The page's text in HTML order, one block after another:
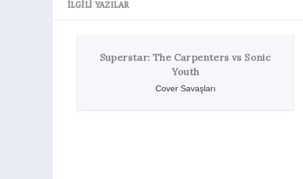
İLGILI YAZILAR
Superstar: The Carpenters vs Sonic
Cover Savaşları